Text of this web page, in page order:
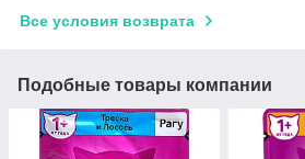
Все условия возврата
Подобные товары компании